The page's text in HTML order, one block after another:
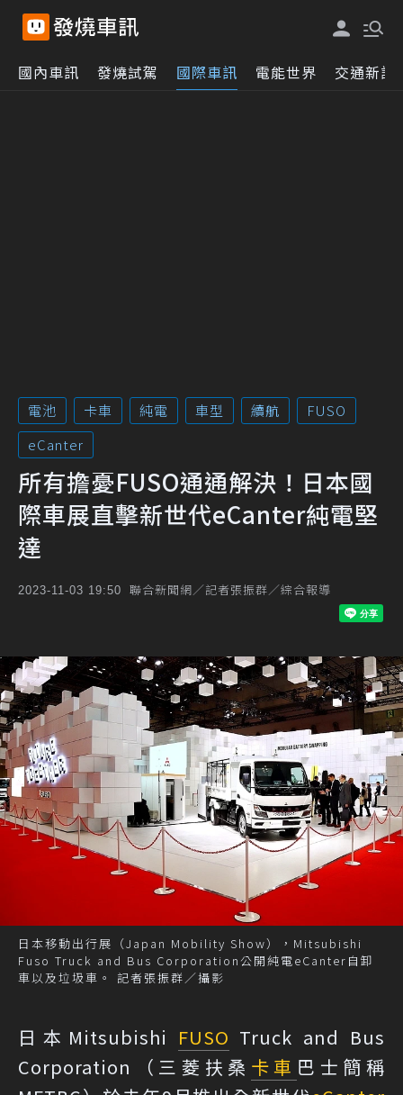
國內車訊 發燒試駕 國際車訊 電能世界 交通新訊
電池 卡車 純電 車型 續航
FUSO
eCanter
所有擔憂FUSO通通解決！日本國
際車展直擊新世代eCanter純電堅
達
2023-11-03 19:50 聯合新聞網／記者張振群／綜合報導
日本移動出行展（Japan Mobility Show），Mitsubishi
Fuso Truck and Bus Corporation公開純電eCanter自卸
車以及垃圾車。 記者張振群／攝影
日本Mitsubishi FUSO Truck and Bus
Corporation（三菱扶桑 卡車 巴士簡稱